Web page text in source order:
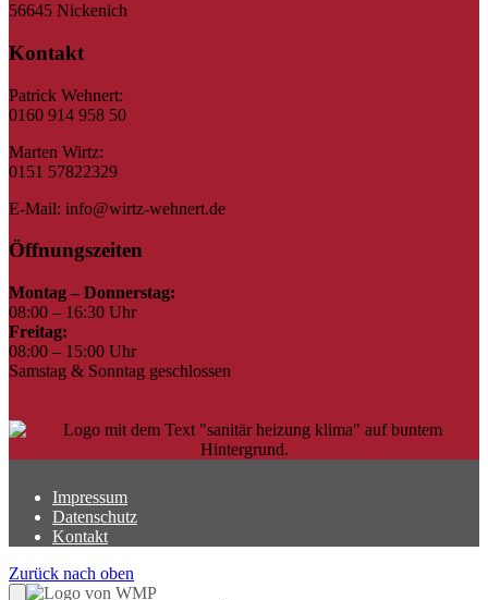
56645 Nickenich
Kontakt
Patrick Wehnert:
0160 914 958 50
Marten Wirtz:
0151 57822329
E-Mail: info@wirtz-wehnert.de
Öffnungszeiten
Montag – Donnerstag:
08:00 – 16:30 Uhr
Freitag:
08:00 – 15:00 Uhr
Samstag & Sonntag geschlossen
Impressum
Datenschutz
Kontakt
Zurück nach oben